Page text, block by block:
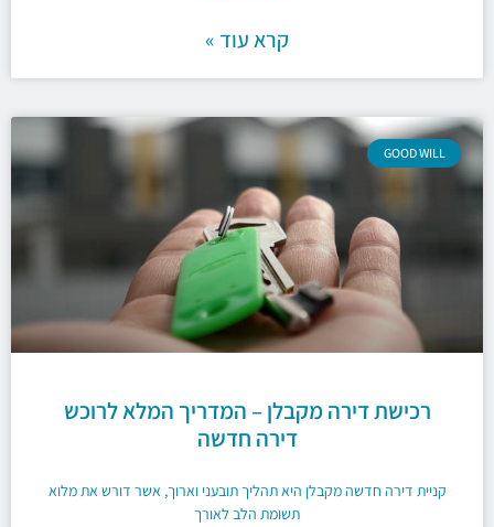
קרא עוד »
GOOD WILL
רכישת דירה מקבלן – המדריך המלא לרוכש
דירה חדשה
קניית דירה חדשה מקבלן היא תהליך תובעני וארוך, אשר דורש את מלוא
תשומת הלב לאורך